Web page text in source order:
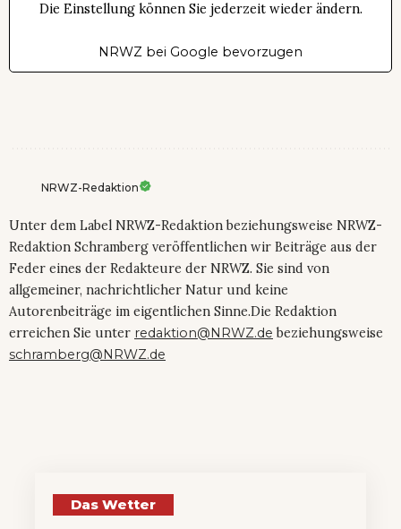
Die Einstellung können Sie jederzeit wieder ändern.
NRWZ bei Google bevorzugen
NRWZ-Redaktion
Unter dem Label NRWZ-Redaktion beziehungsweise NRWZ-
Redaktion Schramberg veröffentlichen wir Beiträge aus der
Feder eines der Redakteure der NRWZ. Sie sind von
allgemeiner, nachrichtlicher Natur und keine
Autorenbeiträge im eigentlichen Sinne.Die Redaktion
erreichen Sie unter redaktion@NRWZ.de beziehungsweise
schramberg@NRWZ.de
Das Wetter